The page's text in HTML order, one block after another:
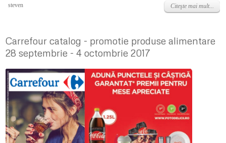
steven Citeşte mai mult...
Carrefour catalog - promotie produse alimentare
28 septembrie - 4 octombrie 2017